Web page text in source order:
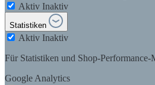
Aktiv Inaktiv
Statistiken
Aktiv Inaktiv
Für Statistiken und Shop-
Google Analytics